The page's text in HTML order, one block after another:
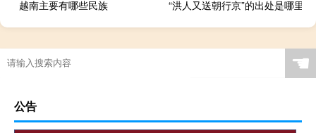
越南主要有哪些民族 “洪人又送朝行京”的出处是哪里
☚
公告